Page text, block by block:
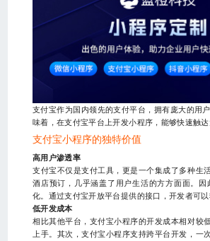
支付宝作为国内领先的支付平台，拥有庞大的用
味着，在支付宝平台上开发小程序，能够快速触
支付宝小程序的独特价值
高用户渗透率
支付宝不仅是支付工具，更是一个集成了多种生
酒店预订，几乎涵盖了用户生活的方方面面。
化。通过支付宝开放平台提供的接口，开发者可
低开发成本
相比其他平台，支付宝小程序的开发成本相对较
上手。其次，支付宝小程序支持跨平台开发，